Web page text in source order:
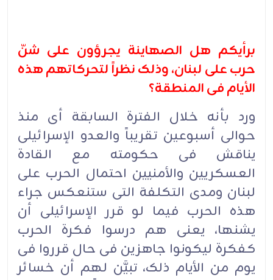
برأیکم هل الصهاینة یجرؤون على شنّ
حرب على لبنان، وذلک نظراً لتحرکاتهم هذه
الأیام فی المنطقة؟
ورد بأنه خلال الفترة السابقة أی منذ
حوالی أسبوعین تقریباً والعدو الإسرائیلی
یناقش فی حکومته مع القادة
العسکریین والأمنیین احتمال الحرب على
لبنان ومدى التکلفة التی ستنعکس جراء
هذه الحرب فیما لو قرر الإسرائیلی أن
یشنها، یعنی هم درسوا فکرة الحرب
کفکرة لیکونوا جاهزین فی حال قرروا فی
یوم من الأیام ذلک، تبیَّن لهم أن خسائر